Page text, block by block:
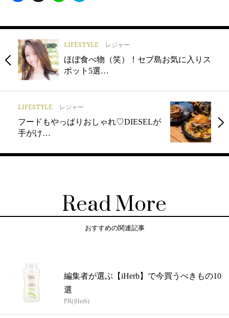
LIFESTYLE レジャー
ほぼ食べ物（笑）！セブ島お気に入りス
ポット5選…
LIFESTYLE レジャー
フードもやっぱりおしゃれ♡DIESELが
手がけ…
Read More
おすすめの関連記事
編集者が選ぶ【iHerb】で今買うべきもの10
選
PR(iHerb)